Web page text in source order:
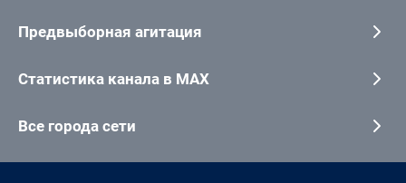
Предвыборная агитация
Статистика канала в MAX
Все города сети